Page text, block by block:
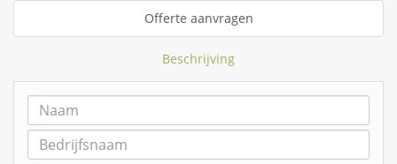
Offerte aanvragen
Beschrijving